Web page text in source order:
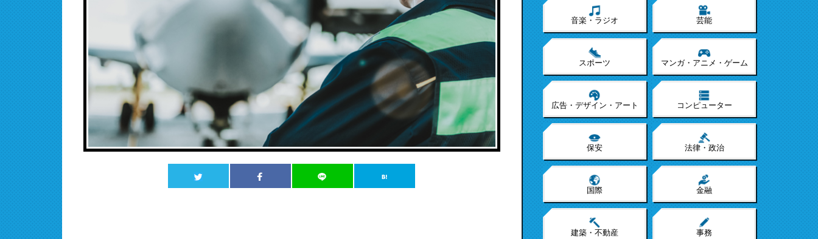
音楽・ラジオ 芸能
スポーツ マンガ・アニメ・ゲーム
広告・デザイン・アート コンピューター
保安 法律・政治
国際 金融
建築・不動産 事務